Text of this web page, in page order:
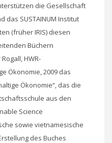
die Gesellschaft
das SUSTAINUM Institut
(früher IRIS) diesen
Büchern
HWR-
Ökonomie, 2009 das
Ökonomie“, das die
aus den
Science
sowie vietnamesische
des Buches